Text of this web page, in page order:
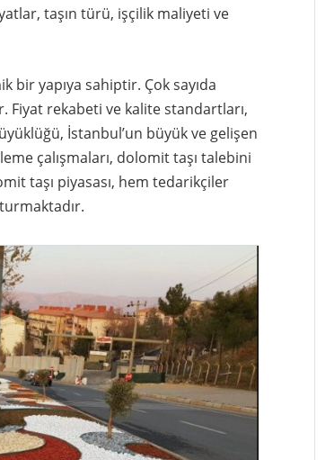
taşın türü, işçilik maliyeti ve
bir yapıya sahiptir. Çok sayıda
rekabeti ve kalite standartları,
İstanbul’un büyük ve gelişen
çalışmaları, dolomit taşı talebini
taşı piyasası, hem tedarikçiler